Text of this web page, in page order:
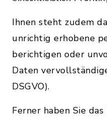
Ihnen steht zudem
unrichtig erhobene
berichtigen oder
Daten
DSGVO).
Ferner haben Sie